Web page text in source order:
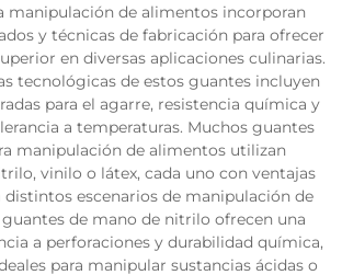
manipulación de alimentos incorporan
y técnicas de fabricación para ofrecer
en diversas aplicaciones culinarias.
tecnológicas de estos guantes incluyen
para el agarre, resistencia química y
a temperaturas. Muchos guantes
manipulación de alimentos utilizan
vinilo o látex, cada uno con ventajas
distintos escenarios de manipulación de
de mano de nitrilo ofrecen una
a perforaciones y durabilidad química,
para manipular sustancias ácidas o